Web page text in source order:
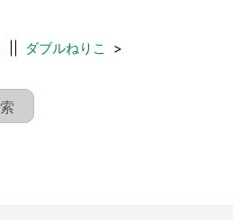
ダブルねりこ >